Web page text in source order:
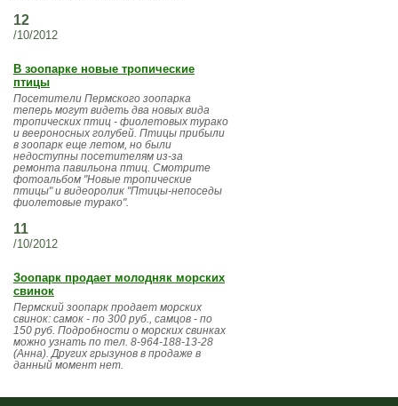
12
/10/2012
В зоопарке новые тропические
птицы
Посетители Пермского зоопарка
теперь могут видеть два новых вида
тропических птиц - фиолетовых турако
и веероносных голубей. Птицы прибыли
в зоопарк еще летом, но были
недоступны посетителям из-за
ремонта павильона птиц. Смотрите
фотоальбом "Новые тропические
птицы" и видеоролик "Птицы-непоседы
фиолетовые турако".
11
/10/2012
Зоопарк продает молодняк морских
свинок
Пермский зоопарк продает морских
свинок: самок - по 300 руб., самцов - по
150 руб. Подробности о морских свинках
можно узнать по тел. 8-964-188-13-28
(Анна). Других грызунов в продаже в
данный момент нет.